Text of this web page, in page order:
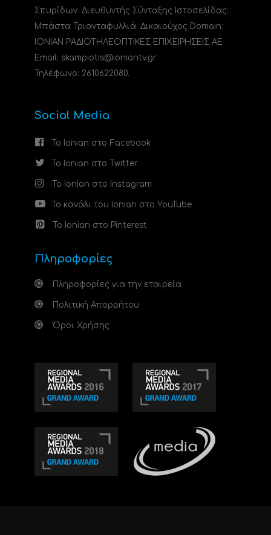
Σπυρίδων. Διευθυντής Σύνταξης Ιστοσελίδας:
Μπάστα Τριανταφυλλιά. Δικαιούχος Domain:
ΙΟΝΙΑΝ ΡΑΔΙΟΤΗΛΕΟΠΤΙΚΕΣ ΕΠΙΧΕΙΡΗΣΕΙΣ ΑΕ
Email: skampiotis@ioniantv.gr
Τηλέφωνο: 2610622080.
Social Media
Το Ionian στο Facebook
Το Ionian στο Twitter
Το Ionian στο Instagram
Το κανάλι του Ionian στο YouTube
Το Ionian στο Pinterest
Πληροφορίες
Πληροφορίες για την εταιρεία
Πολιτική Απορρήτου
Όροι Χρήσης